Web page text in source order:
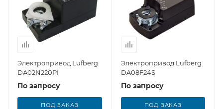
Электропривод Lufberg
DA02N220PI
По запросу
ПОД ЗАКАЗ
Электропривод Lufberg
DA08F24S
По запросу
ПОД ЗАКАЗ